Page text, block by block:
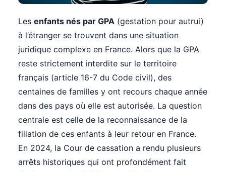
Les enfants nés par GPA (gestation pour autrui)
à l’étranger se trouvent dans une situation
juridique complexe en France. Alors que la GPA
reste strictement interdite sur le territoire
français (article 16-7 du Code civil), des
centaines de familles y ont recours chaque année
dans des pays où elle est autorisée. La question
centrale est celle de la reconnaissance de la
filiation de ces enfants à leur retour en France.
En 2024, la Cour de cassation a rendu plusieurs
arrêts historiques qui ont profondément fait